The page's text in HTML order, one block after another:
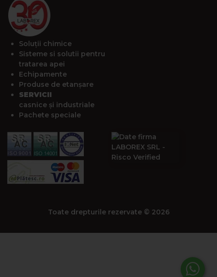
Soluții chimice
Sisteme si solutii pentru
tratarea apei
Echipamente
Produse de etanșare
SERVICII
casnice și industriale
Pachete speciale
Toate drepturile rezervate © 2026